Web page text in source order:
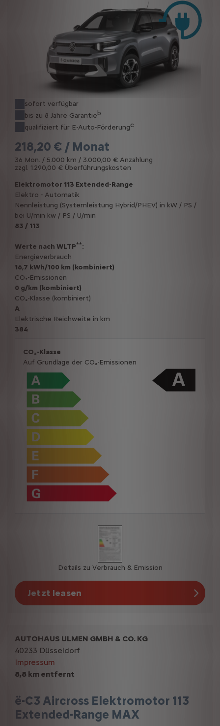
sofort verfügbar
bis zu 8 Jahre Garantieb
qualifiziert für E-Auto-Förderungc
218,20 € / Monat
36 Mon. / 5.000 km / 3.000,00 € Anzahlung
zzgl. 1.290,00 € Überführungskosten
Elektromotor 113 Extended-Range
Elektro - Automatik
Nennleistung (Systemleistung Hybrid/PHEV) in kW / PS /
bei U/min kw / PS / U/min
83 / 113
Werte nach WLTP**:
Energieverbrauch
16,7 kWh/100 km (kombiniert)
CO₂-Emissionen
0 g/km (kombiniert)
CO₂-Klasse (kombiniert)
A
Elektrische Reichweite in km
384
CO₂-Klasse
Auf Grundlage der CO₂-Emissionen
Details zu Verbrauch & Emission
Jetzt leasen
8,8 km entfernt
ë-C3 Aircross Elektromotor 113
Extended-Range MAX
AUTOHAUS ULMEN GMBH & CO. KG
40233 Düsseldorf
Impressum